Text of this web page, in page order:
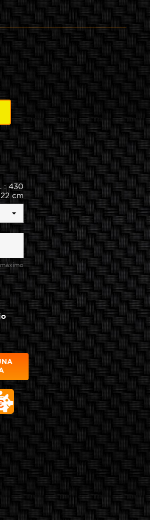
Amarillo
: 430
cm